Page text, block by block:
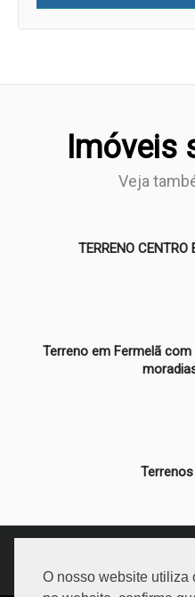
O nosso website utiliza
Imóveis
Veja
TERRENO CENTRO
Terreno em Fermelã
Chamada para a rede fixa